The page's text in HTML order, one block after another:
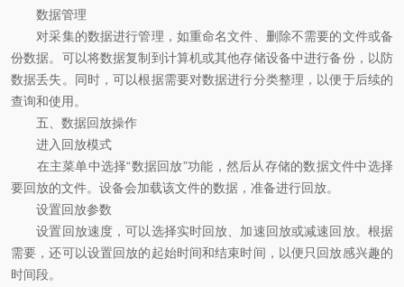
数据管理
对采集的数据进行管理，如重命名文件、删除不需要的文件或备
份数据。可以将数据复制到计算机或其他存储设备中进行备份，以防
数据丢失。同时，可以根据需要对数据进行分类整理，以便于后续的
查询和使用。
五、数据回放操作
进入回放模式
在主菜单中选择“数据回放”功能，然后从存储的数据文件中选择
要回放的文件。设备会加载该文件的数据，准备进行回放。
设置回放参数
设置回放速度，可以选择实时回放、加速回放或减速回放。根据
需要，还可以设置回放的起始时间和结束时间，以便只回放感兴趣的
时间段。